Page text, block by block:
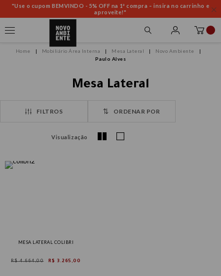
"Use o cupom BEMVINDO - 5% OFF na 1ª compra – insira no carrinho e
aproveite!"
Mobiliário Área Interna Mesa Lateral
Novo Ambiente
Paulo Alves
Mesa Lateral
FILTROS ORDENAR POR
Visualização
MESA LATERAL COLIBRI
R$ 4.664,00 R$ 3.265,00